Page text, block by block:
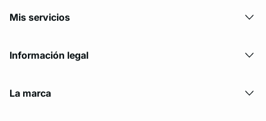
Mis servicios
Información legal
La marca